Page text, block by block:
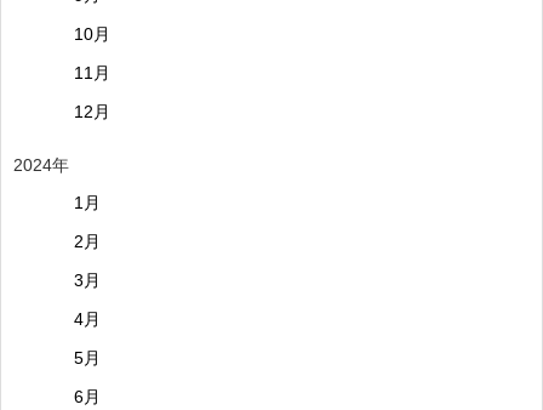
10月
11月
12月
2024年
1月
2月
3月
4月
5月
6月